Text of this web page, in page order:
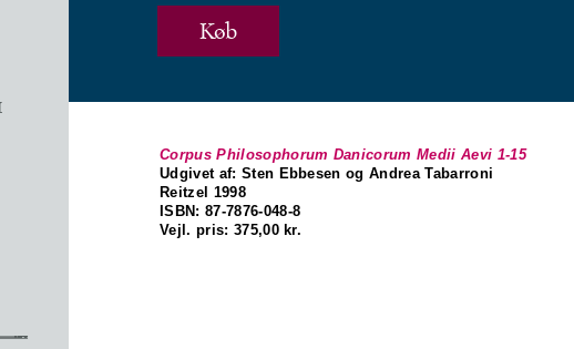
Køb
Corpus Philosophorum Danicorum Medii Aevi 1-15
Udgivet af: Sten Ebbesen og Andrea Tabarroni
Reitzel 1998
ISBN: 87-7876-048-8
Vejl. pris: 375,00 kr.